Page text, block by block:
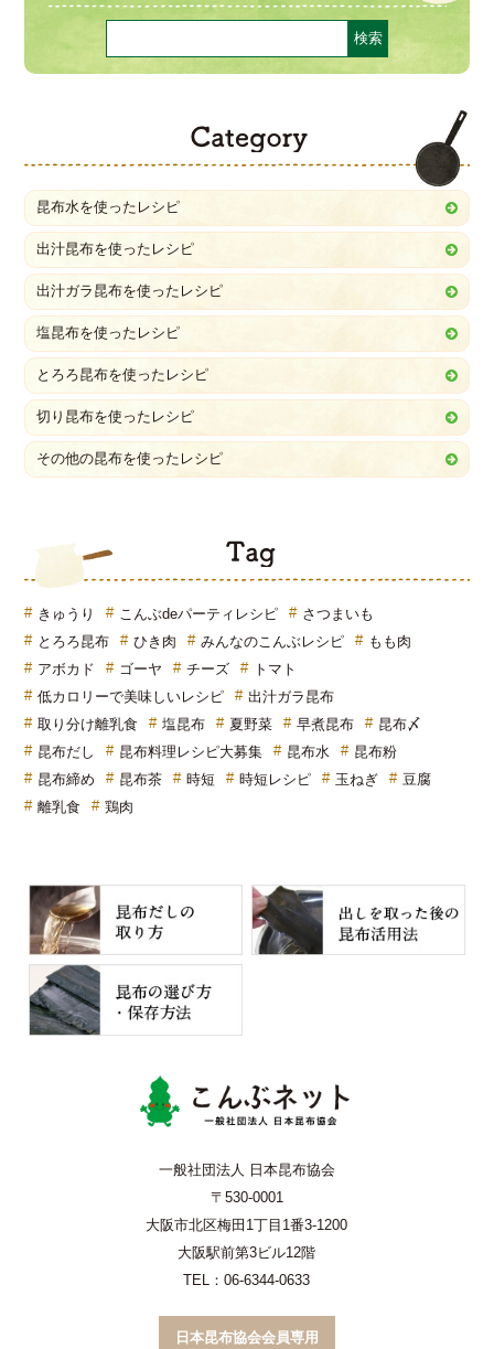
昆布水を使ったレシピ
出汁昆布を使ったレシピ
出汁ガラ昆布を使ったレシピ
塩昆布を使ったレシピ
とろろ昆布を使ったレシピ
切り昆布を使ったレシピ
その他の昆布を使ったレシピ
きゅうり こんぶdeパーティレシピ
さつまいも
とろろ昆布
ひき肉 みんなのこんぶレシピ
もも肉
アボカド
ゴーヤ チーズ
トマト
低カロリーで美味しいレシピ
出汁ガラ昆布
取り分け離乳食
塩昆布 夏野菜 早煮昆布
昆布〆
昆布だし
昆布料理レシピ大募集 昆布水
昆布粉
昆布締め
昆布茶 時短 時短レシピ 玉ねぎ
豆腐
離乳食
鶏肉
一般社団法人 日本昆布協会
〒530-0001
大阪市北区梅田1丁目1番3-1200
大阪駅前第3ビル12階
TEL：06-6344-0633
日本昆布協会会員専用